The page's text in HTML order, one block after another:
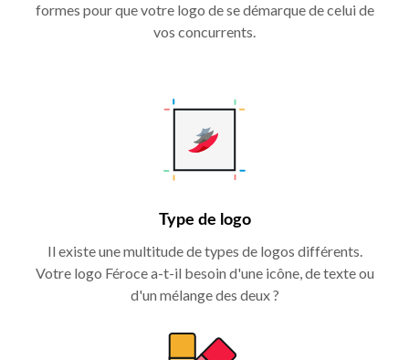
formes pour que votre logo de se démarque de celui de
vos concurrents.
Type de logo
Il existe une multitude de types de logos différents.
Votre logo Féroce a-t-il besoin d'une icône, de texte ou
d'un mélange des deux ?